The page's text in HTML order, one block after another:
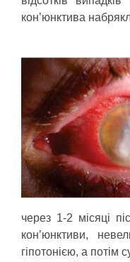
кон’юнктива
через 1-2 місяці
кон’юнктиви,
гіпотонією, а потім